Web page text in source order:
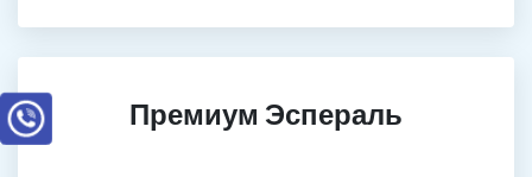
Премиум Эспераль